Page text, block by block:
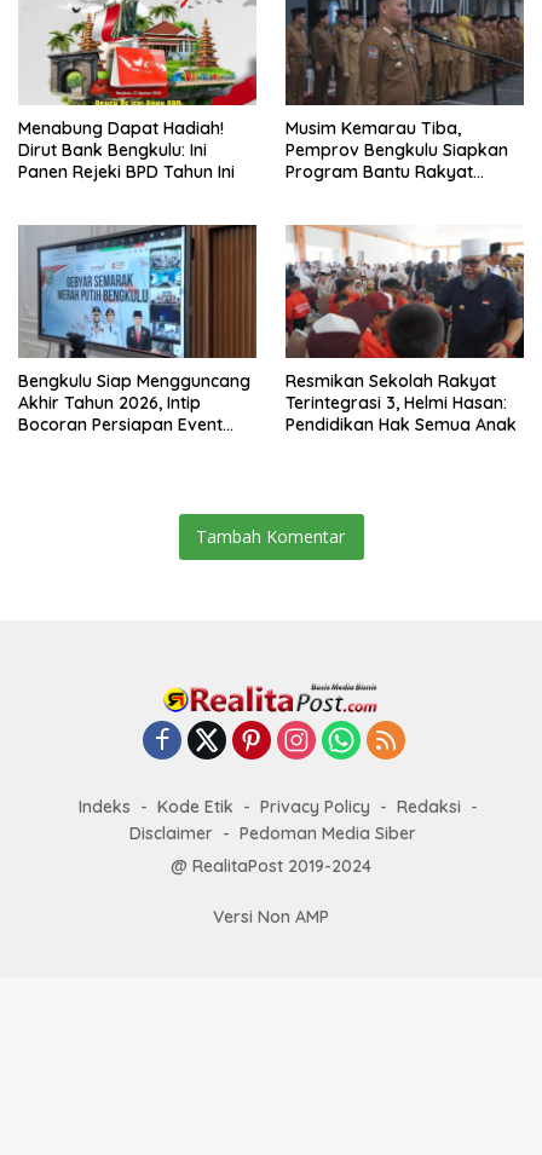
Menabung Dapat Hadiah!
Dirut Bank Bengkulu: Ini
Panen Rejeki BPD Tahun Ini
Musim Kemarau Tiba,
Pemprov Bengkulu Siapkan
Program Bantu Rakyat
Bengkulu Siap Mengguncang
Akhir Tahun 2026, Intip
Bocoran Persiapan Event
Resmikan Sekolah Rakyat
Terintegrasi 3, Helmi Hasan:
Pendidikan Hak Semua Anak
Tambah Komentar
Indeks Kode Etik Privacy Policy
Redaksi
Disclaimer
Pedoman Media Siber
@ RealitaPost 2019-2024
Versi Non AMP